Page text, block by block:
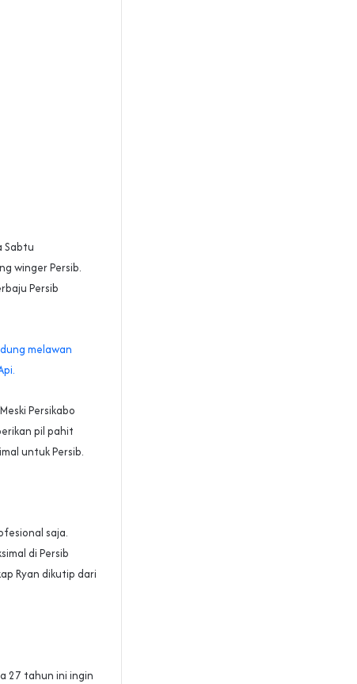
Sabtu
winger Persib.
Persib
melawan
Persikabo
pil pahit
untuk Persib.
saja.
di Persib
Ryan dikutip dari
27 tahun ini ingin